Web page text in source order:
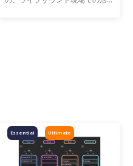
Ultimate
Essential